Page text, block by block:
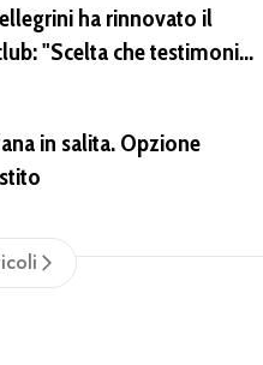
ha rinnovato il
"Scelta che testimonia
visione sportiva e dei
in salita. Opzione